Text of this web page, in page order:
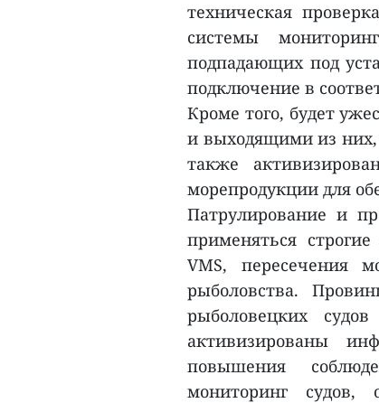
техническая
системы
подпадающих под
подключение в
Кроме того, будет
и выходящими из них,
также
морепродукции для
Патрулирование и
применяться
VMS, пересечения
рыболовства.
рыболовецких
активизированы
повышения
мониторинг судов,